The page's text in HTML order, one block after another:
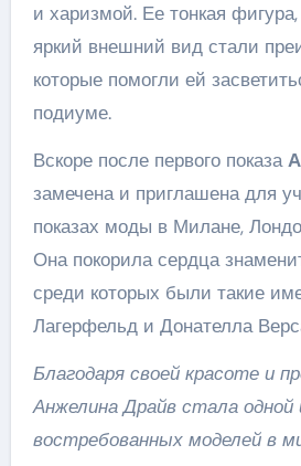
и харизмой. Ее тонкая
яркий внешний вид стали
которые помогли ей
подиуме.
Вскоре после первого показа
замечена и приглашена для
показах моды в Милане,
Она покорила сердца
среди которых были такие
Лагерфельд и Донателла
Благодаря своей красоте и
Анжелина Драйв стала одной
востребованных моделей в